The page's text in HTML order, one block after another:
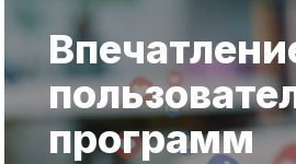
программ